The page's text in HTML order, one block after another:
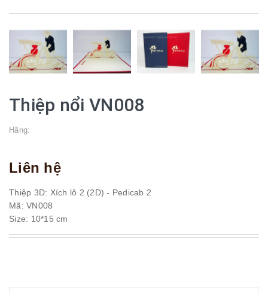
Thiệp nổi VN008
Hãng:
Liên hệ
Thiệp 3D: Xích lô 2 (2D) - Pedicab 2
Mã: VN008
Size: 10*15 cm